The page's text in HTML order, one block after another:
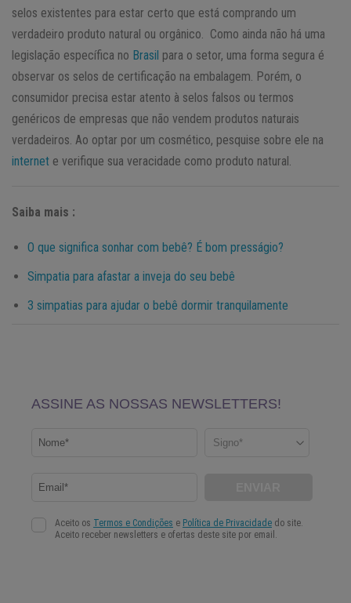
selos existentes para estar certo que está comprando um
verdadeiro produto natural ou orgânico. Como ainda não há uma
legislação específica no Brasil para o setor, uma forma segura é
observar os selos de certificação na embalagem. Porém, o
consumidor precisa estar atento à selos falsos ou termos
genéricos de empresas que não vendem produtos naturais
verdadeiros. Ao optar por um cosmético, pesquise sobre ele na
internet e verifique sua veracidade como produto natural.
Saiba mais :
O que significa sonhar com bebê? É bom presságio?
Simpatia para afastar a inveja do seu bebê
3 simpatias para ajudar o bebê dormir tranquilamente